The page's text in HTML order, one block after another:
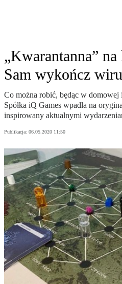
„Kwarantanna”
Sam wykończ
Co można robić, będąc w
Spółka iQ Games wpadła na
inspirowany aktualnymi
Publikacja: 06.05.2020 11:50